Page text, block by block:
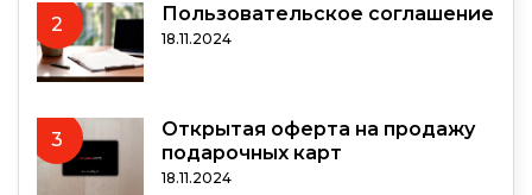
2 Пользовательское соглашение
18.11.2024
3
Открытая оферта на продажу
подарочных карт
18.11.2024